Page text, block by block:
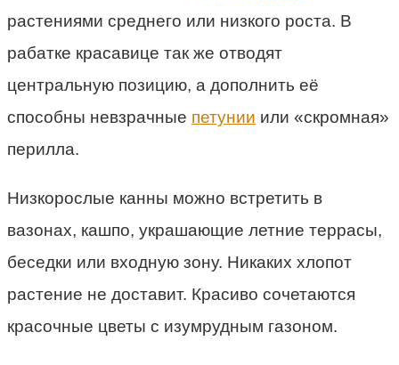
растениями среднего или низкого роста. В
рабатке красавице так же отводят
центральную позицию, а дополнить её
способны невзрачные петунии или «скромная»
перилла.
Низкорослые канны можно встретить в
вазонах, кашпо, украшающие летние террасы,
беседки или входную зону. Никаких хлопот
растение не доставит. Красиво сочетаются
красочные цветы с изумрудным газоном.